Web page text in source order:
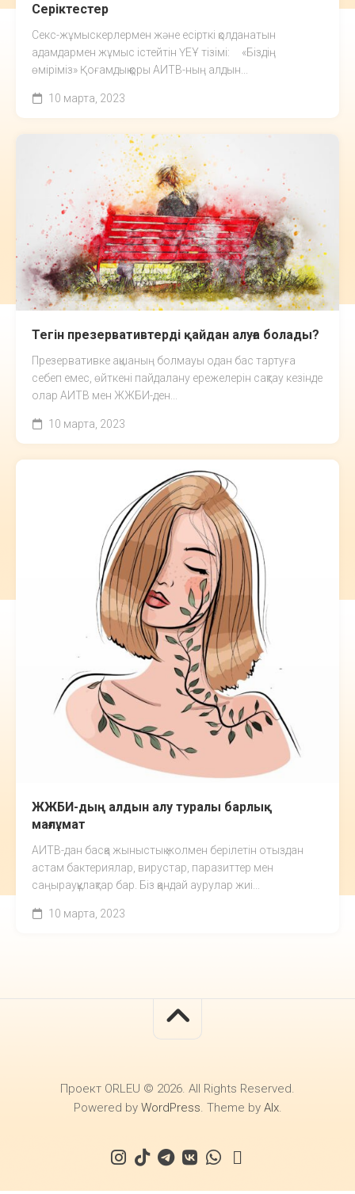
Серіктестер
Секс-жұмыскерлермен және есірткі қолданатын
адамдармен жұмыс істейтін ҮЕҰ тізімі: «Біздің
өміріміз» Қоғамдық қоры АИТВ-ның алдын...
10 марта, 2023
Тегін презервативтерді қайдан алуға болады?
Презервативке ақшаның болмауы одан бас тартуға
себеп емес, өйткені пайдалану ережелерін сақтау кезінде
олар АИТВ мен ЖЖБИ-ден...
10 марта, 2023
ЖЖБИ-дың алдын алу туралы барлық
мағлұмат
АИТВ-дан басқа жыныстық жолмен берілетін отыздан
астам бактериялар, вирустар, паразиттер мен
саңырауқұлақтар бар. Біз қандай аурулар жиі...
10 марта, 2023
Проект ORLEU © 2026. All Rights Reserved.
Powered by WordPress . Theme by Alx.